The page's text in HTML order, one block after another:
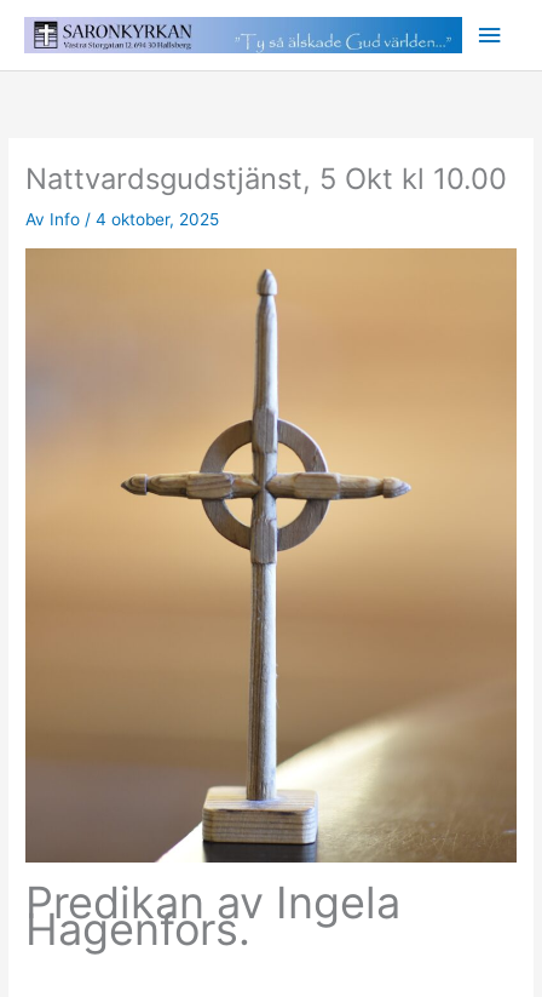
Nattvardsgudstjänst, 5 Okt kl 10.00
Av Info/4 oktober, 2025
Predikan av Ingela
Hagenfors.